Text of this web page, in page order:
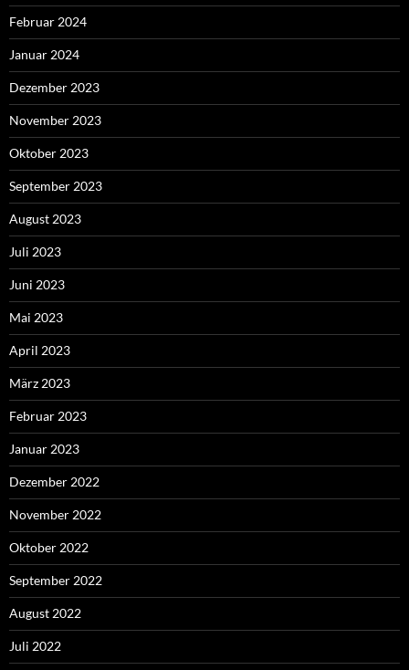
Februar 2024
Januar 2024
Dezember 2023
November 2023
Oktober 2023
September 2023
August 2023
Juli 2023
Juni 2023
Mai 2023
April 2023
März 2023
Februar 2023
Januar 2023
Dezember 2022
November 2022
Oktober 2022
September 2022
August 2022
Juli 2022